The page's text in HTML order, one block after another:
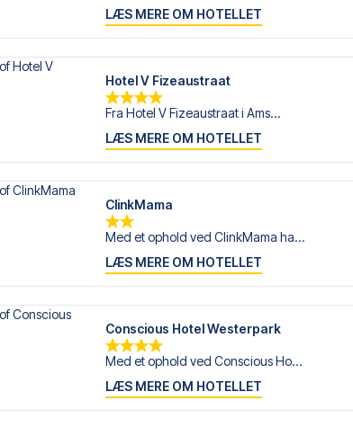
LÆS MERE OM HOTELLET
Hotel V Fizeaustraat
Fra Hotel V Fizeaustraat i Ams...
LÆS MERE OM HOTELLET
ClinkMama
Med et ophold ved ClinkMama ha...
LÆS MERE OM HOTELLET
Conscious Hotel Westerpark
Med et ophold ved Conscious Ho...
LÆS MERE OM HOTELLET